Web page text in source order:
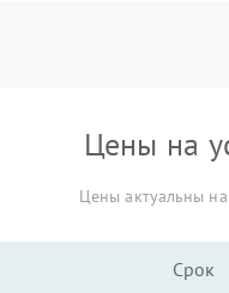
Цены на
Цены актуальны
Срок